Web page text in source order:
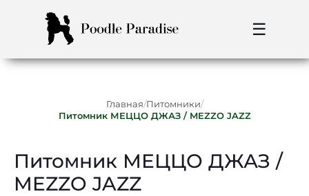
☰
Главная/Питомники/
Питомник МЕЦЦО ДЖАЗ / MEZZO JAZZ
Питомник МЕЦЦО ДЖАЗ /
MEZZO JAZZ